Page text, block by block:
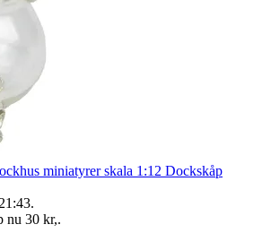
miniatyrer skala 1:12 Dockskåp
.
nu 30 kr,.